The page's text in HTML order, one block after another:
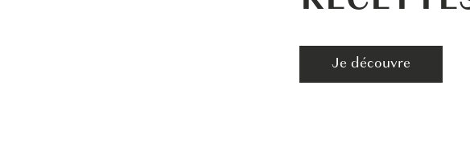
Je découvre